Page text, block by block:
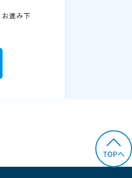
お進み下